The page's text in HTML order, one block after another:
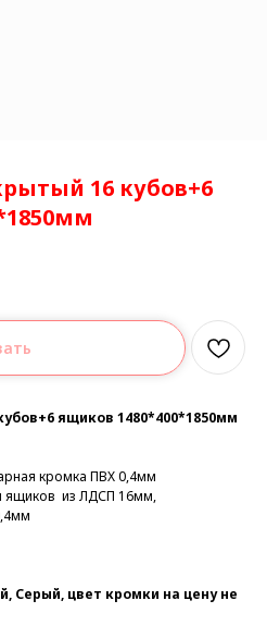
16 кубов+6
ящиков 1480*400*1850мм
кромка ПВХ 0,4мм
ящиков из ЛДСП 16мм,
Серый, цвет кромки на цену не